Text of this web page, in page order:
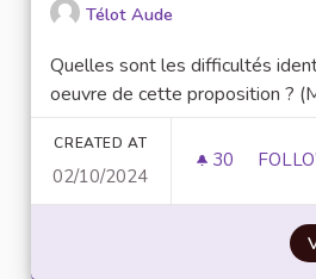
Télot Aude
Quelles sont les difficultés
oeuvre de cette proposition ?
CREATED AT
02/10/2024
30 30